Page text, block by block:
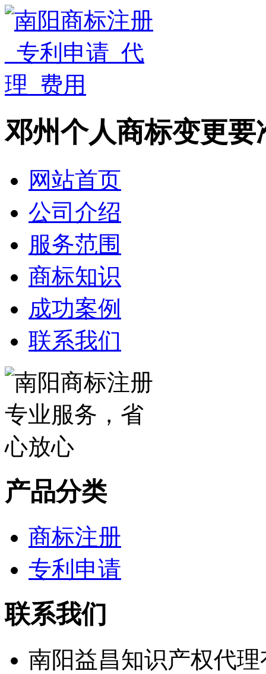
邓州个人商标变更
网站首页
公司介绍
服务范围
商标知识
成功案例
联系我们
产品分类
商标注册
专利申请
联系我们
南阳益昌知识产权代